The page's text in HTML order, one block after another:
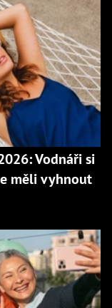
Vodnáři si
měli vyhnout